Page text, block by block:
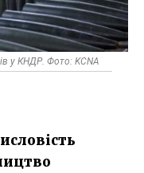
у КНДР. Фото: KCNA